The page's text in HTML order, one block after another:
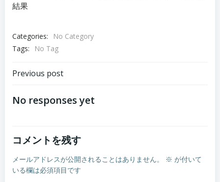
結果
Categories:
No Category
Tags:
No Tag
Post
Previous post
No responses yet
コメントを残す
メールアドレスが公開されることはありません。 ※ が付いて
いる欄は必須項目です